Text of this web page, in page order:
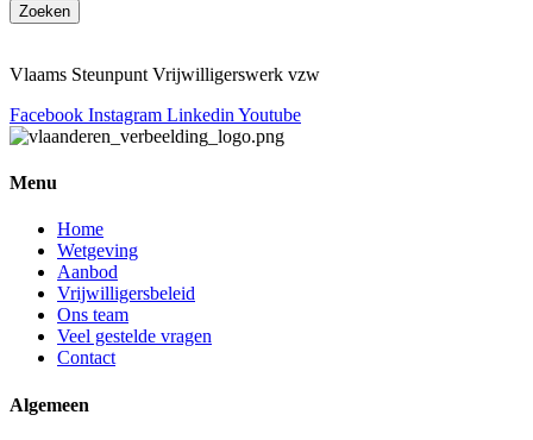
Zoeken
Vlaams Steunpunt Vrijwilligerswerk vzw
Facebook Instagram Linkedin Youtube
Menu
Home
Wetgeving
Aanbod
Vrijwilligersbeleid
Ons team
Veel gestelde vragen
Contact
Algemeen